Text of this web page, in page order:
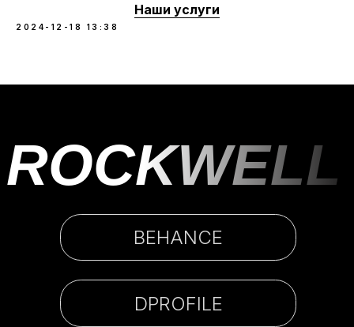
Наши услуги
2024-12-18 13:38